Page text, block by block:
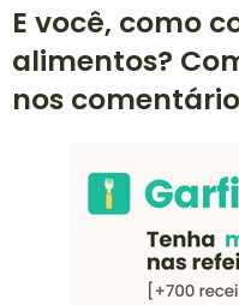
E você, como
alimentos?
nos